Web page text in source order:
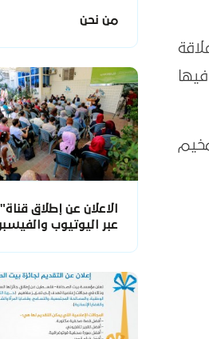
من نحن
الاعلان عن إطلاق
عبر اليوتيوب